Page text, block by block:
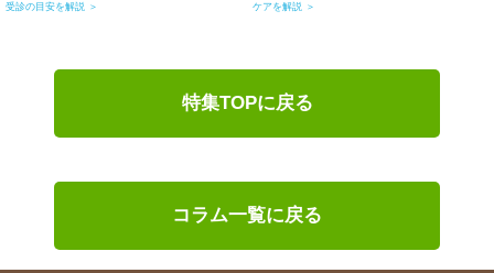
受診の目安を解説 ＞
ケアを解説 ＞
特集TOPに戻る
コラム一覧に戻る